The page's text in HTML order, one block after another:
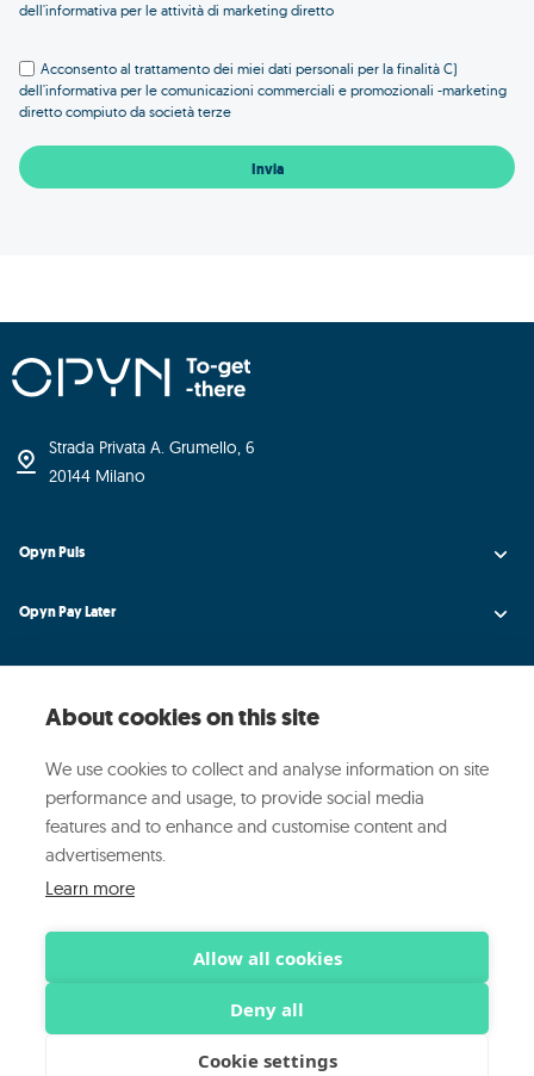
dell'informativa per le attività di marketing diretto
Acconsento al trattamento dei miei dati personali per la finalità C)
dell'informativa per le comunicazioni commerciali e promozionali -marketing
diretto compiuto da società terze
Strada Privata A. Grumello, 6
20144 Milano
Opyn Puls
Opyn Pay Later
Opyn Universe
Opyn Credit AI
Opyn
Media ed Eventi
Opyn Spa (P.IVA07956480961) Società Capogruppo
About cookies on this site
We use cookies to collect and analyse information on site
performance and usage, to provide social media
features and to enhance and customise content and
advertisements.
Learn more
Allow all cookies
Deny all
Cookie settings